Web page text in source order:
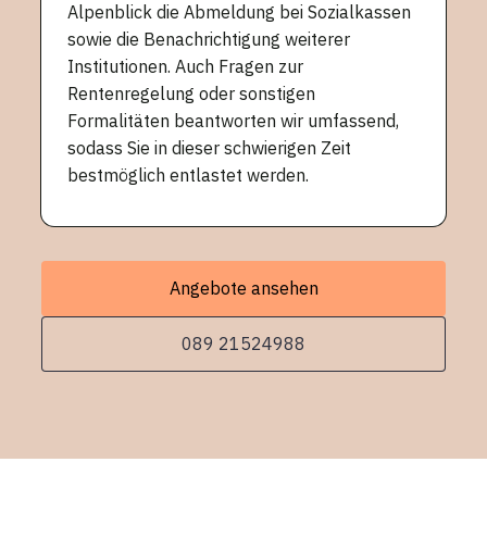
Alpenblick die Abmeldung bei Sozialkassen
sowie die Benachrichtigung weiterer
Institutionen. Auch Fragen zur
Rentenregelung oder sonstigen
Formalitäten beantworten wir umfassend,
sodass Sie in dieser schwierigen Zeit
bestmöglich entlastet werden.
Angebote ansehen
089 21524988